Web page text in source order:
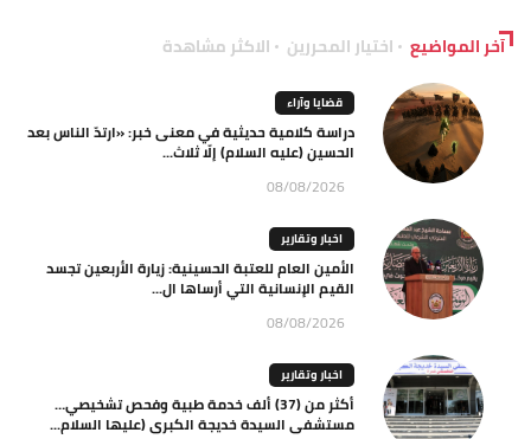
آخر المواضيع اختيار المحررين الاكثر مشاهدة
قضايا وآراء
دراسة كلامية حديثية في معنى خبر: «ارتدّ الناس بعد
الحسين (عليه السلام) إلّا ثلاث...
08/08/2026
اخبار وتقارير
الأمين العام للعتبة الحسينية: زيارة الأربعين تجسد
القيم الإنسانية التي أرساها ال...
08/08/2026
اخبار وتقارير
أكثر من (37) ألف خدمة طبية وفحص تشخيصي…
مستشفى السيدة خديجة الكبرى (عليها السلام...